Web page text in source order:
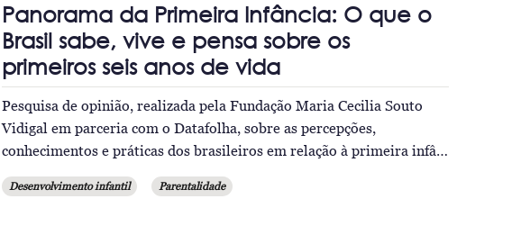
Panorama da Primeira Infância: O que o
Brasil sabe, vive e pensa sobre os
primeiros seis anos de vida
Pesquisa de opinião, realizada pela Fundação Maria Cecilia Souto
Vidigal em parceria com o Datafolha, sobre as percepções,
conhecimentos e práticas dos brasileiros em relação à primeira infâ…
Desenvolvimento infantil Parentalidade